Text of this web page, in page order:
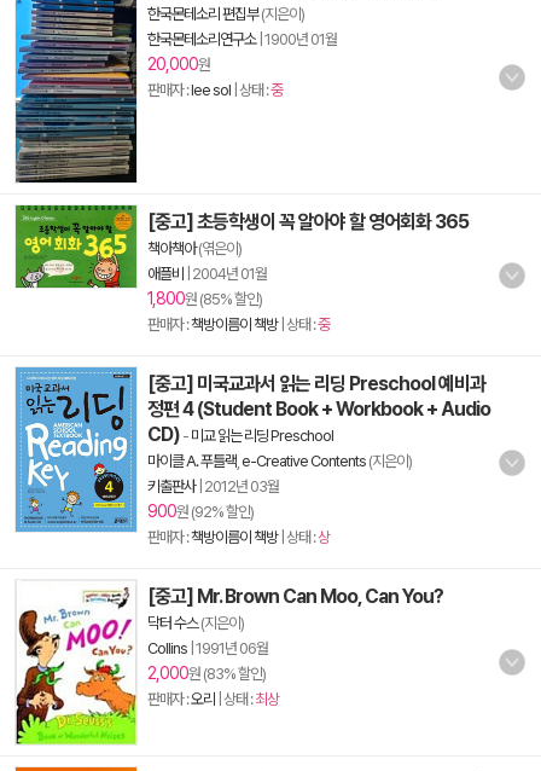
한국몬테소리 편집부(지은이)
한국몬테소리연구소| 1900년 01월
20,000원
판매자 :lee sol | 상태 :중
[중고] 초등학생이 꼭 알아야 할 영어회화 365
책아책아(엮은이)
애플비
2004년 01월
1,800원 (85% 할인)
판매자 :책방이름이 책방| 상태 :중
[중고] 미국교과서 읽는 리딩 Preschool 예비과
정편 4 (Student Book + Workbook + Audio
CD) - 미교 읽는 리딩 Preschool
마이클 A. 푸틀랙 e-Creative Contents (지은이)
키출판사| 2012년 03월
900원 (92% 할인)
판매자 :책방이름이 책방| 상태 :상
[중고] Mr. Brown Can Moo, Can You?
닥터 수스(지은이)
Collins 1991년 06월
2,000원 (83% 할인)
판매자 :오리 | 상태 :최상